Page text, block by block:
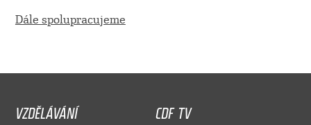
Dále spolupracujeme
VZDĚLÁVÁNÍ
CDF TV